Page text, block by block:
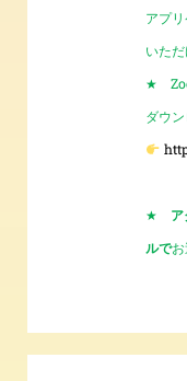
アプ
いただ
★
ダウン
★
ルでお